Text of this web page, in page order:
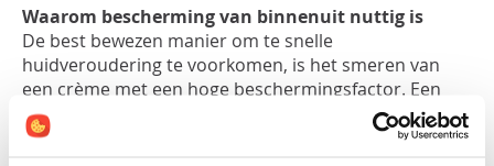
Waarom bescherming van binnenuit nuttig is
De best bewezen manier om te snelle
huidveroudering te voorkomen, is het smeren van
een crème met een hoge beschermingsfactor. Een
bekend probleem daarbij is echter dat je in de praktijk
onbedoeld
plekjes overslaat en te lang wacht met